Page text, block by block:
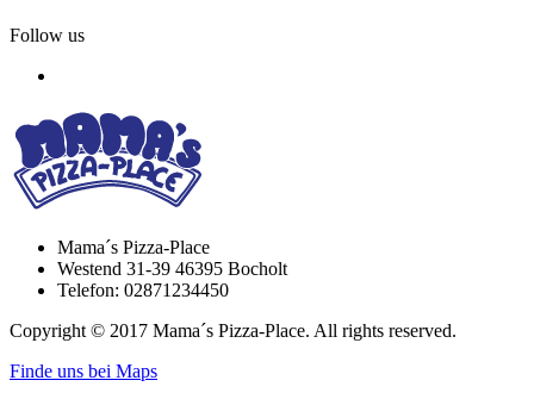
Follow us
Mama´s Pizza-Place
Westend 31-39 46395 Bocholt
Telefon: 02871234450
Copyright © 2017 Mama´s Pizza-Place. All rights reserved.
Finde uns bei Maps